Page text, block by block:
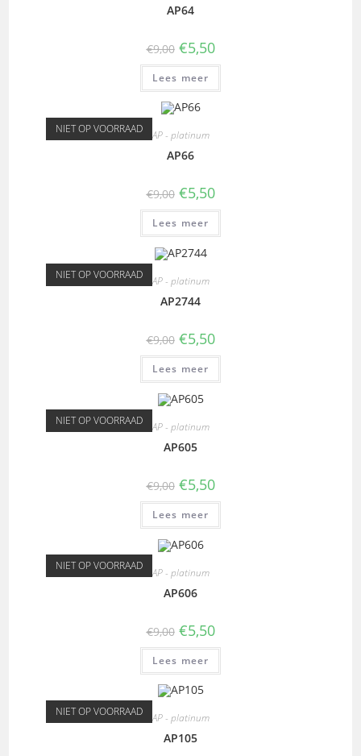
AP64
€9,00 €5,50
Lees meer
NIET OP VOORRAAD AP - platinum
AP66
€9,00 €5,50
Lees meer
NIET OP VOORRAAD AP - platinum
AP2744
€9,00 €5,50
Lees meer
NIET OP VOORRAAD AP - platinum
AP605
€9,00 €5,50
Lees meer
NIET OP VOORRAAD AP - platinum
AP606
€9,00 €5,50
Lees meer
NIET OP VOORRAAD AP - platinum
AP105